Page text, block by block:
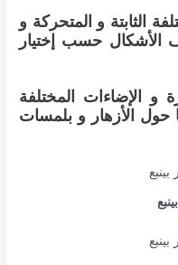
الثابتة و المتحركة و
الأشكال حسب إختيار
و الإضاءات المختلفة
حول الأزهار و بلمسات